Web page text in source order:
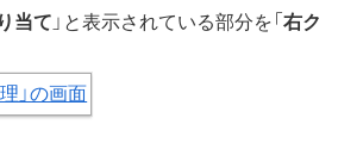
当て 」と表示されている部分を「右ク